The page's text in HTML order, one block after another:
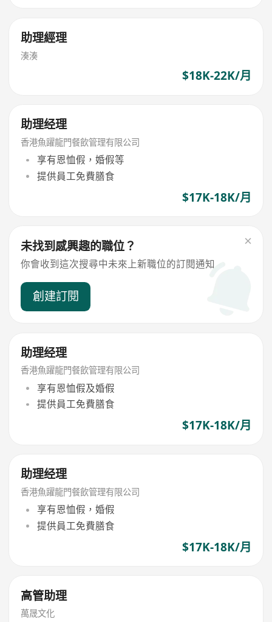
助理經理
湊湊
$18K-22K/月
助理经理
香港魚躍龍門餐飲管理有限公司
享有恩恤假，婚假等
提供員工免費膳食
$17K-18K/月
未找到感興趣的職位？
你會收到這次搜尋中未來上新職位的訂閱通知
創建訂閱
助理经理
香港魚躍龍門餐飲管理有限公司
享有恩恤假及婚假
提供員工免費膳食
$17K-18K/月
助理经理
香港魚躍龍門餐飲管理有限公司
享有恩恤假，婚假
提供員工免費膳食
$17K-18K/月
高管助理
萬晟文化